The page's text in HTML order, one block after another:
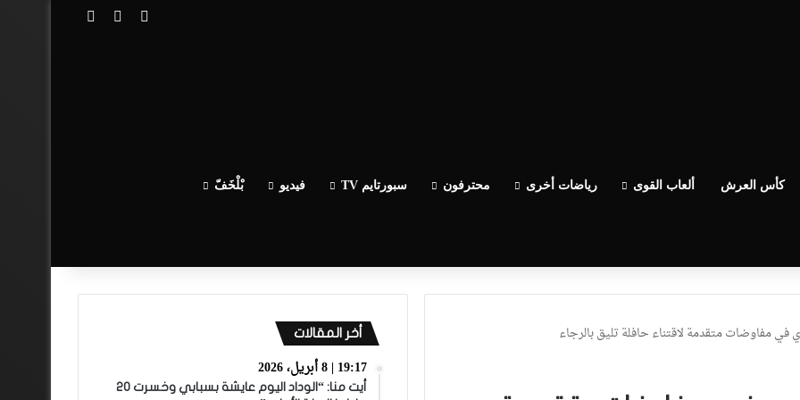
تسجيل الدخول
مقال عشوائي
كأس العرش ألعاب القوى رياضات أخرى محترفون سبورتايم TV فيديو بْلْخَفّ
في مفاوضات متقدمة لاقتناء حافلة تليق بالرجاء
أخر المقالات
19:17 | 8 أبريل، 2026
أيت منا: “الوداد اليوم عايشة بسبابي وخسرت 20